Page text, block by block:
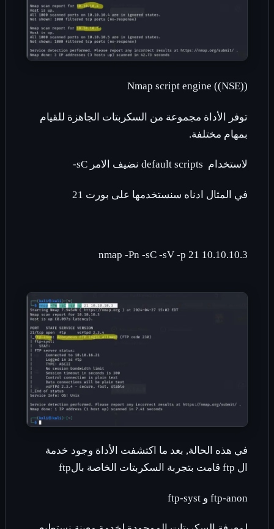
Nmap script engine ((NSE))
توفر الأداة مجموعة من السكربتات الجاهزة للقيام
بمهام مختلفة.
لاستخدام default scriptsنضيف الامر -sC
في المثال ادناه سنستخدمها على بورت 21
nmap -Pn -sC -sV -p 21 10.10.10.3
في هذه الحالة, بعد ما اكتشفت الأداة وجود خدمة
ال ftpقامت بتجربة السكربتات الخاصة بالftp
ftp-anonو ftp-syst